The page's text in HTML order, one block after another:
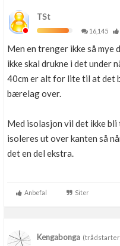
TSt
16,145
Men en trenger ikke så mye
ikke skal drukne i det under
40cm er alt for lite til at det
bærelag over.
Med isolasjon vil det ikke
isoleres ut over kanten så
det en del ekstra.
Anbefal Siter
Kengabonga